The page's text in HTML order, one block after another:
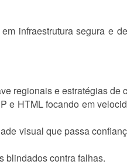
infraestrutura segura e
regionais e estratégias de
e HTML focando em
visual que passa
blindados contra falhas.